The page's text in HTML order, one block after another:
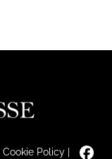
Cookie Policy|